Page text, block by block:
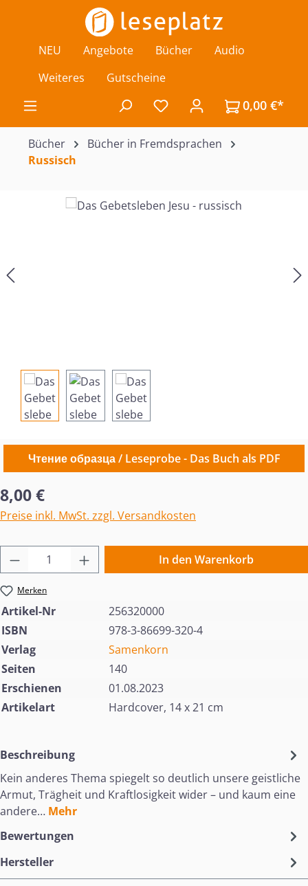
Zum Hauptinhalt springen
NEU Angebote Bücher
Audio
Weiteres
Gutscheine
Du hast 0 Produkte auf
0,00 €*
Bücher
Bücher in Fremdsprachen
Russisch
Bildergalerie überspringen
Чтение образца / Leseprobe - Das Buch als PDF
Regulärer Preis:
8,00 €
Preise inkl. MwSt. zzgl. Versandkosten
Produkt Anzahl: Gib den gewünschten
In den Warenkorb
Merken
Artikel-Nr
256320000
ISBN
978-3-86699-320-4
Verlag
Samenkorn
Seiten
140
Erschienen
01.08.2023
Artikelart
Hardcover, 14 x 21 cm
Beschreibung
Kein anderes Thema spiegelt so deutlich unsere geistliche
Armut, Trägheit und Kraftlosigkeit wider – und kaum eine
andere… Mehr
Bewertungen
Hersteller